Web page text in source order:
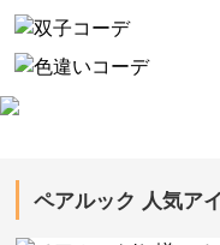
ペアルック 人気ア